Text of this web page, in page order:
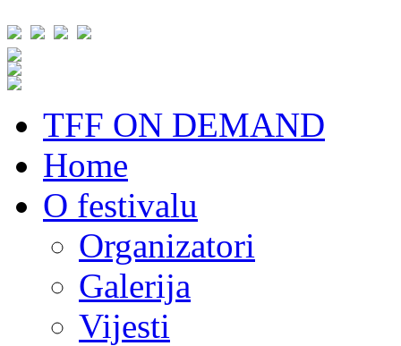
TFF ON DEMAND
Home
O festivalu
Organizatori
Galerija
Vijesti